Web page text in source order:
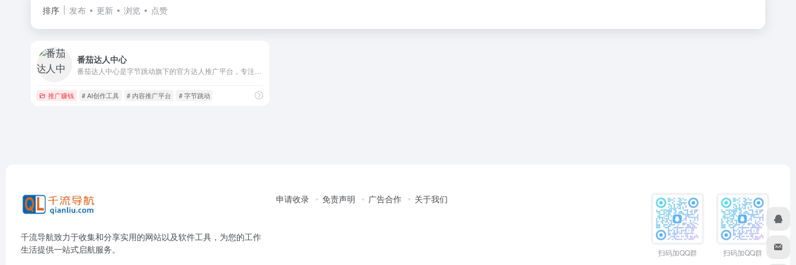
排序 发布 更新 浏览 点赞
番茄达人中心
推广赚钱 # AI创作工具 # 内容推广平台 # 字节跳动
千流导航致力于收集和分享实用的网站以及软件工具，为您的工作
生活提供一站式启航服务。
申请收录 免责声明 广告合作 关于我们
扫码加QQ群 扫码加QQ群